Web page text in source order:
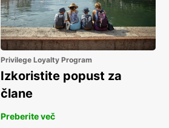
Privilege Loyalty Program
Izkoristite popust za
člane
Preberite več